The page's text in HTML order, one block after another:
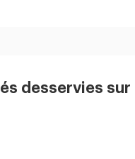
desservies